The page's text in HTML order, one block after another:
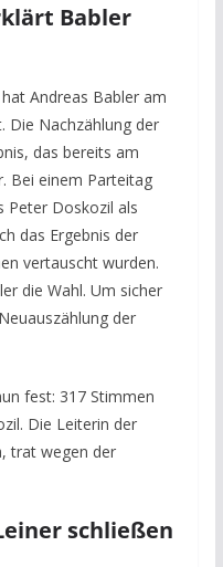
Babler
Andreas Babler am
Die Nachzählung der
das bereits am
Bei einem Parteitag
Peter Doskozil als
das Ergebnis der
vertauscht wurden.
die Wahl. Um sicher
der
fest: 317 Stimmen
Die Leiterin der
trat wegen der
schließen